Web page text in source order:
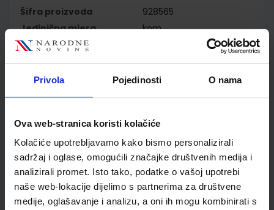
Privola Pojedinosti O nama
Ova web-stranica koristi kolačiće
Kolačiće upotrebljavamo kako bismo personalizirali
sadržaj i oglase, omogućili značajke društvenih medija i
analizirali promet. Isto tako, podatke o vašoj upotrebi
naše web-lokacije dijelimo s partnerima za društvene
medije, oglašavanje i analizu, a oni ih mogu kombinirati s
Šifra proizvoda
928565
Jedinična mjera
kom
Nakladnik
ŠKOLSKA KNJIGA d.d.
Autor
Tatjana Roginić
Školski razred
30 3.RAZRED SŠ
Vrsta školske knjige
Nastavni predmet
FIZIKA
Reg br min
3164